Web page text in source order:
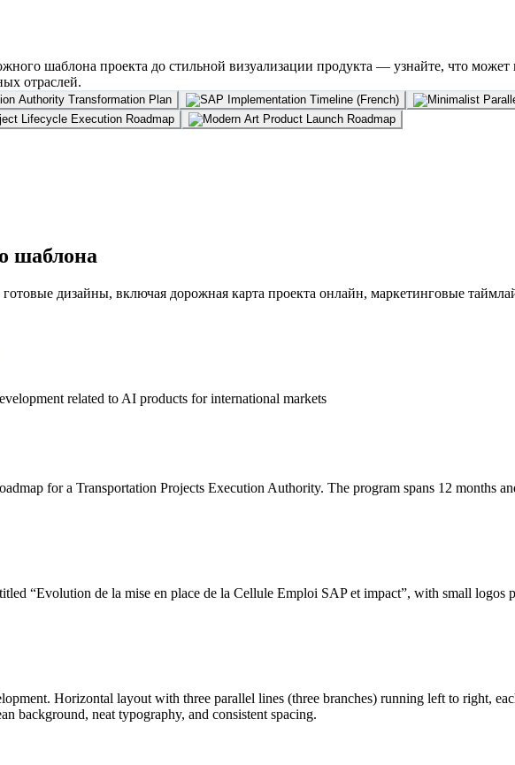
шаблона проекта до стильной визуализации продукта — узнайте, что
отраслей.
шаблона
дизайны, включая дорожная карта проекта онлайн, маркетинговые
related to AI products for international markets
for a Transportation Projects Execution Authority. The program spans 12 months
“Evolution de la mise en place de la Cellule Emploi SAP et impact”, with small
Horizontal layout with three parallel lines (three branches) running left to right,
background, neat typography, and consistent spacing.